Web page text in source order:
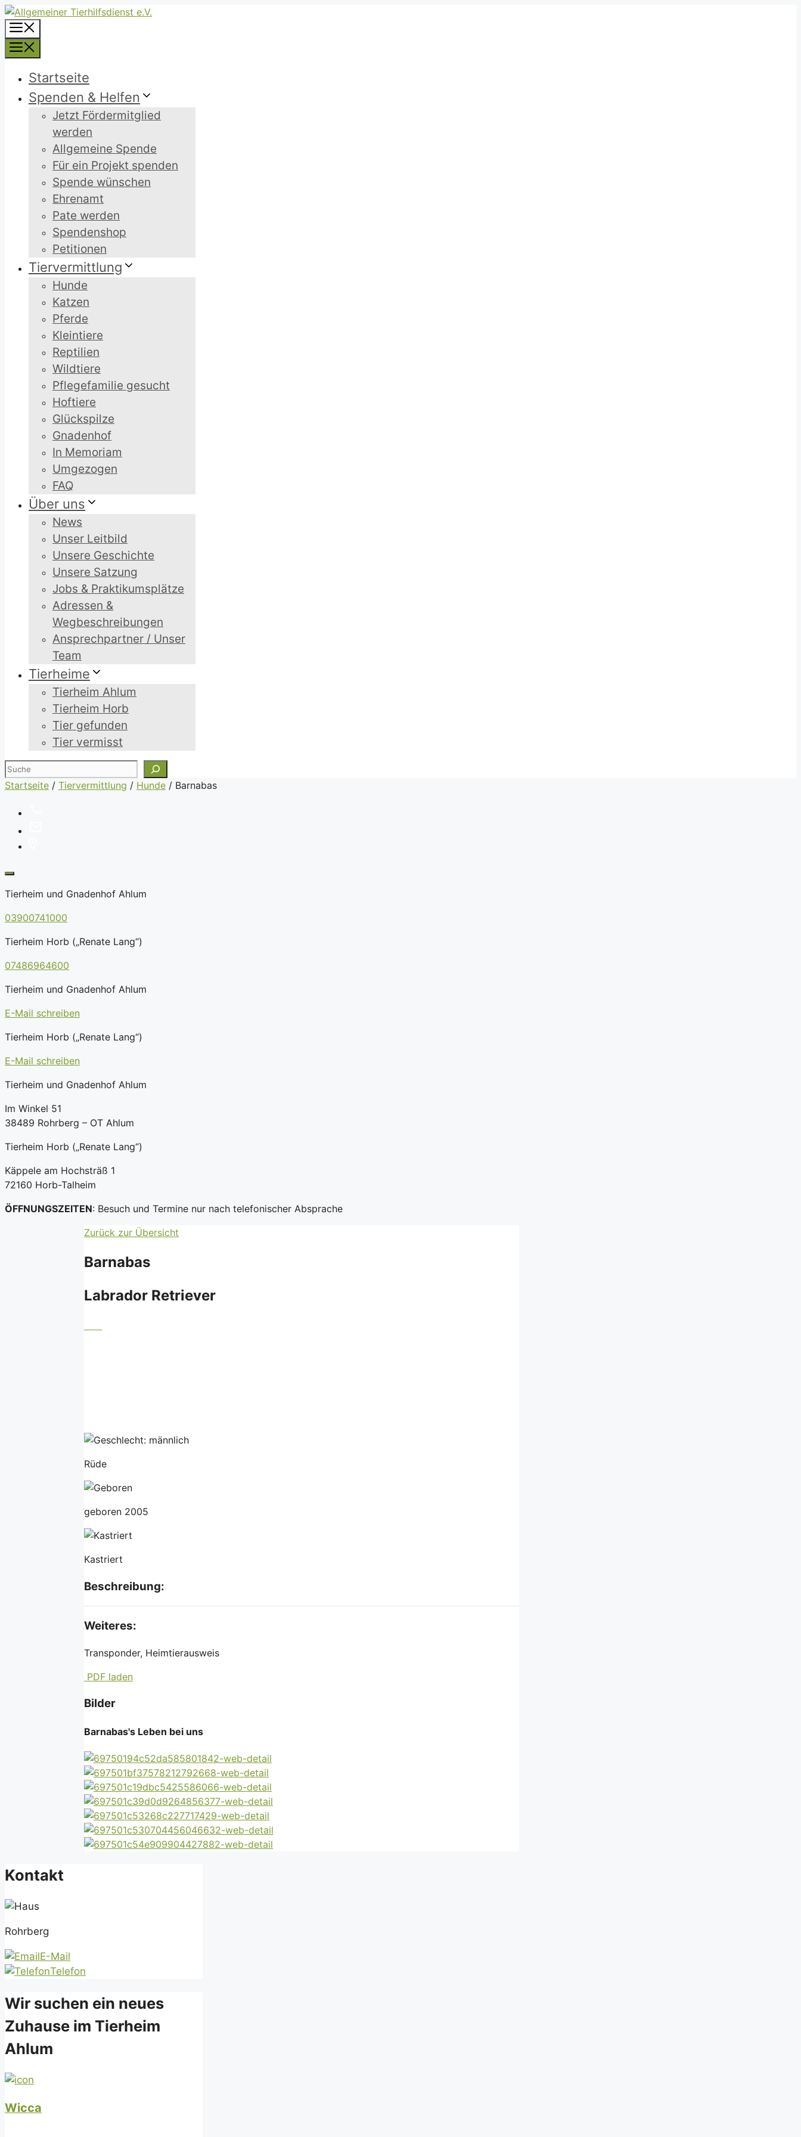
Zum
Inhalt
springen
Startseite
Spenden & Helfen
Jetzt Fördermitglied
werden
Allgemeine Spende
Für ein Projekt spenden
Spende wünschen
Ehrenamt
Pate werden
Spendenshop
Petitionen
Tiervermittlung
Hunde
Katzen
Pferde
Kleintiere
Reptilien
Wildtiere
Pflegefamilie gesucht
Hoftiere
Glückspilze
Gnadenhof
In Memoriam
Umgezogen
FAQ
Über uns
News
Unser Leitbild
Unsere Geschichte
Unsere Satzung
Jobs & Praktikumsplätze
Adressen &
Wegbeschreibungen
Ansprechpartner / Unser
Team
Tierheime
Tierheim Ahlum
Tierheim Horb
Tier gefunden
Tier vermisst
Suchen
Startseite / Tiervermittlung / Hunde / Barnabas
Tierheim und Gnadenhof Ahlum
03900741000
Tierheim Horb („Renate Lang“)
07486964600
Tierheim und Gnadenhof Ahlum
E-Mail schreiben
Tierheim Horb („Renate Lang“)
E-Mail schreiben
Tierheim und Gnadenhof Ahlum
Im Winkel 51
38489 Rohrberg – OT Ahlum
Tierheim Horb („Renate Lang“)
Käppele am Hochsträß 1
72160 Horb-Talheim
ÖFFNUNGSZEITEN: Besuch und Termine nur nach telefonischer Absprache
Zurück zur Übersicht
Barnabas
Labrador Retriever
Rüde
geboren 2005
Kastriert
Beschreibung:
Weiteres:
Transponder, Heimtierausweis
PDF laden
Bilder
Barnabas's Leben bei uns
Kontakt
Rohrberg
E-Mail
Telefon
Wir suchen ein neues
Zuhause im Tierheim
Ahlum
Wicca